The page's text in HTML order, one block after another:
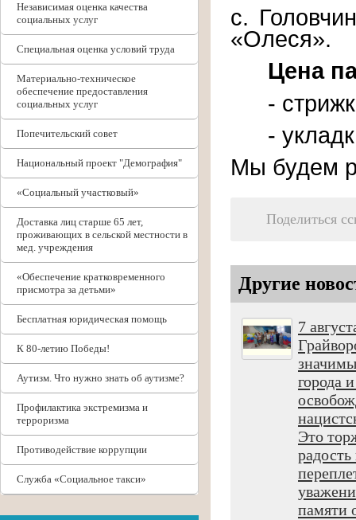
Независимая оценка качества
социальных услуг
Специальная оценка условий труда
Материально-техническое
обеспечение предоставления
социальных услуг
Попечительский совет
Национальный проект "Демография"
«Социальный участковый»
Доставка лиц старше 65 лет,
проживающих в сельской местности в
мед. учреждения
«Обеспечение кратковременного
присмотра за детьми»
Бесплатная юридическая помощь
К 80-летию Победы!
Аутизм. Что нужно знать об аутизме?
Профилактика экстремизма и
терроризма
Противодействие коррупции
Служба «Социальное такси»
с.
«Олеся».
Цена
-
-
Мы будем
Поделиться
Другие
7
города
Это
памяти